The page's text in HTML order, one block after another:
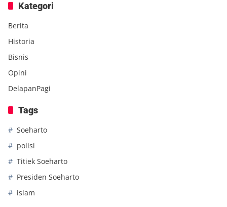
Kategori
Berita
Historia
Bisnis
Opini
DelapanPagi
Tags
Soeharto
polisi
Titiek Soeharto
Presiden Soeharto
islam